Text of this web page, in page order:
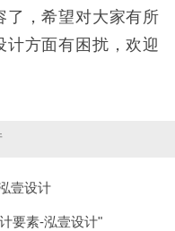
了，希望对大家有所
计方面有困扰，欢迎
壹设计
要素-泓壹设计"